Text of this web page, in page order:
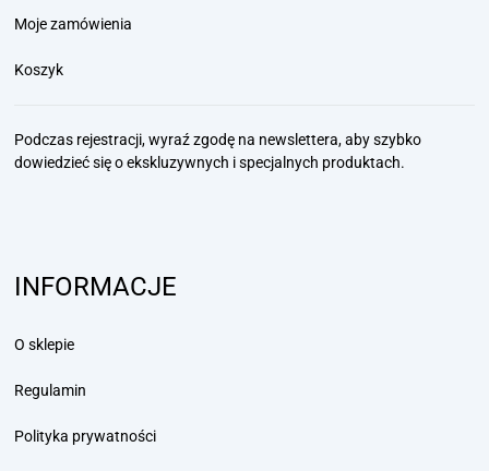
Moje zamówienia
Koszyk
Podczas rejestracji, wyraź zgodę na newslettera, aby szybko
dowiedzieć sięo ekskluzywnych i specjalnych produktach.
INFORMACJE
O sklepie
Regulamin
Polityka prywatności